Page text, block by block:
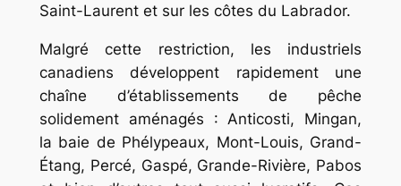
Saint-Laurent et sur les côtes du Labrador.
Malgré cette restriction, les industriels
canadiens développent rapidement une
chaîne d’établissements de pêche
solidement aménagés : Anticosti, Mingan,
la baie de Phélypeaux, Mont-Louis, Grand-
Étang, Percé, Gaspé, Grande-Rivière, Pabos